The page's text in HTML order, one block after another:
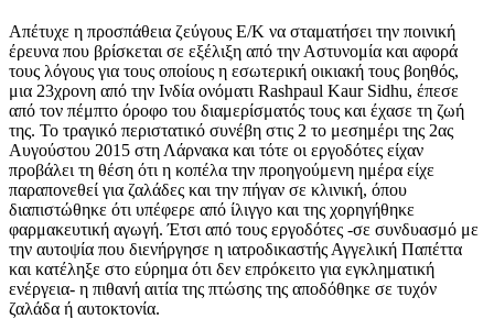
Aπέτυχε η προσπάθεια ζεύγους Ε/Κ να σταματήσει την ποινική
έρευνα που βρίσκεται σε εξέλιξη από την Αστυνομία και αφορά
τους λόγους για τους οποίους η εσωτερική οικιακή τους βοηθός,
μια 23χρονη από την Ινδία ονόματι Rashpaul Kaur Sidhu, έπεσε
από τον πέμπτο όροφο του διαμερίσματός τους και έχασε τη ζωή
της. Το τραγικό περιστατικό συνέβη στις 2 το μεσημέρι της 2ας
Αυγούστου 2015 στη Λάρνακα και τότε οι εργοδότες είχαν
προβάλει τη θέση ότι η κοπέλα την προηγούμενη ημέρα είχε
παραπονεθεί για ζαλάδες και την πήγαν σε κλινική, όπου
διαπιστώθηκε ότι υπέφερε από ίλιγγο και της χορηγήθηκε
φαρμακευτική αγωγή. Έτσι από τους εργοδότες -σε συνδυασμό με
την αυτοψία που διενήργησε η ιατροδικαστής Αγγελική Παπέττα
και κατέληξε στο εύρημα ότι δεν επρόκειτο για εγκληματική
ενέργεια- η πιθανή αιτία της πτώσης της αποδόθηκε σε τυχόν
ζαλάδα ή αυτοκτονία.